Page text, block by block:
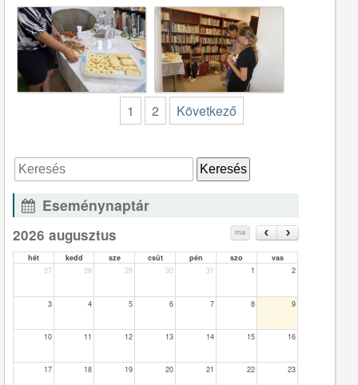
1 2 Következő
Eseménynaptár
2026 augusztus ma
hét kedd sze csüt pén szo
vas
27
28 29 30 31 1 2
3 4 5 6 7 8 9
10 11 12 13 14 15 16
17 18 19 20 21 22 23